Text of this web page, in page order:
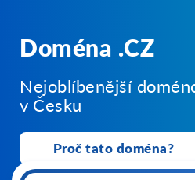
Doména .CZ
Nejoblíbenější
v Česku
Proč tato doména?